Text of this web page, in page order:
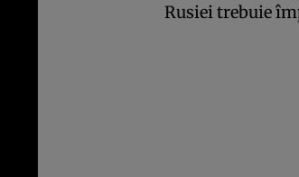
Rusiei trebuie